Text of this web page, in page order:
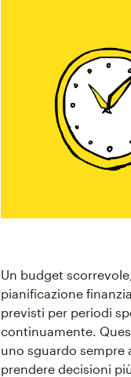
Un budget
pianificazione
previsti per periodi
continuamente.
uno sguardo sempre
prendere decisioni